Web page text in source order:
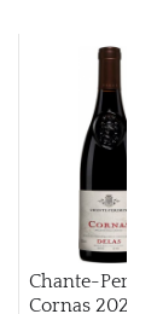
Chante-
Cornas 2022